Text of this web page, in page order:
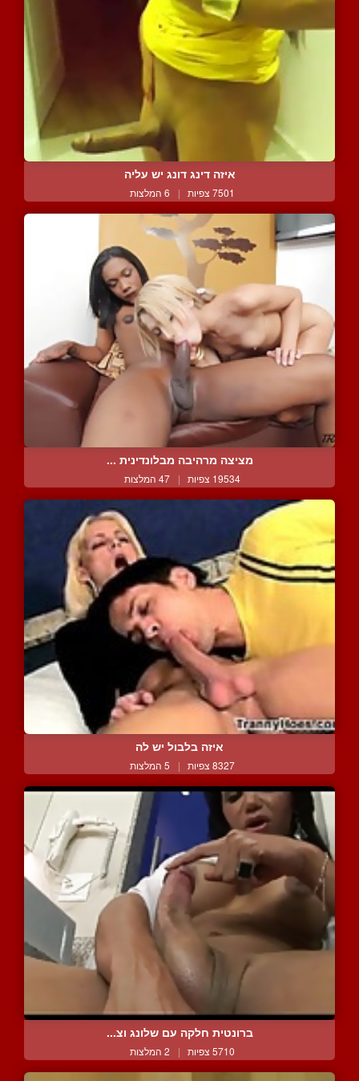
איזה דינג דונג יש עליה
7501 צפיות | 6 המלצות
מציצה מרהיבה מבלונדינית ...
19534 צפיות | 47 המלצות
איזה בלבול יש לה
8327 צפיות | 5 המלצות
ברונטית חלקה עם שלונג וצ...
5710 צפיות | 2 המלצות